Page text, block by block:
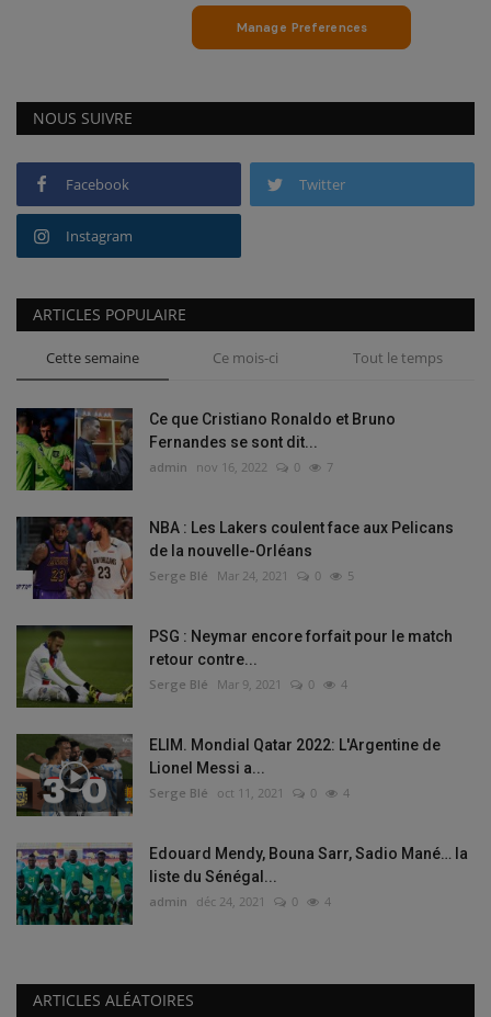
NOUS SUIVRE
Facebook Twitter
Instagram
ARTICLES POPULAIRE
Cette semaine Ce mois-ci Tout le temps
Ce que Cristiano Ronaldo et Bruno
Fernandes se sont dit...
admin nov 16, 2022 0 7
NBA : Les Lakers coulent face aux Pelicans
de la nouvelle-Orléans
Serge Blé Mar 24, 2021 0 5
PSG : Neymar encore forfait pour le match
retour contre...
Serge Blé Mar 9, 2021 0 4
ELIM. Mondial Qatar 2022: L'Argentine de
Lionel Messi a...
Serge Blé oct 11, 2021 0 4
Edouard Mendy, Bouna Sarr, Sadio Mané… la
liste du Sénégal...
admin déc 24, 2021 0 4
ARTICLES ALÉATOIRES